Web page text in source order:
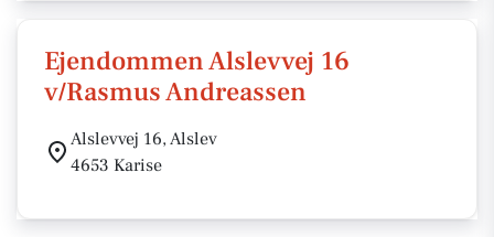
Ejendommen Alslevvej 16
v/Rasmus Andreassen
Alslevvej 16, Alslev
4653 Karise